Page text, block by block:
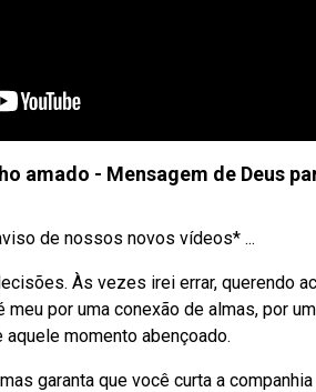
amado - Mensagem de Deus
de nossos novos vídeos* ...
Às vezes irei errar, querendo
meu por uma conexão de almas, por
momento abençoado.
garanta que você curta a